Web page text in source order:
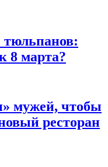
тюльпанов:
8 марта?
мужей, чтобы
ресторан